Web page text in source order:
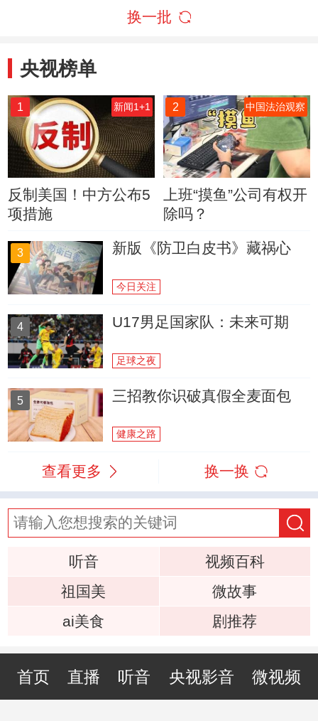
换一批
央视榜单
1 新闻1+1
反制美国！中方公布5
项措施
2 中国法治观察
上班“摸鱼”公司有权开
除吗？
3 新版《防卫白皮书》藏祸心
今日关注
4 U17男足国家队：未来可期
足球之夜
5 三招教你识破真假全麦面包
健康之路
查看更多 换一换
听音
视频百科
祖国美
微故事
ai美食
剧推荐
首页 直播 听音 央视影音 微视频